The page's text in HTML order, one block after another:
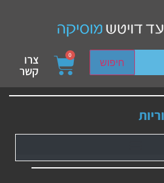
חיפוש
device users, explore by touch
0 צרו
קשר